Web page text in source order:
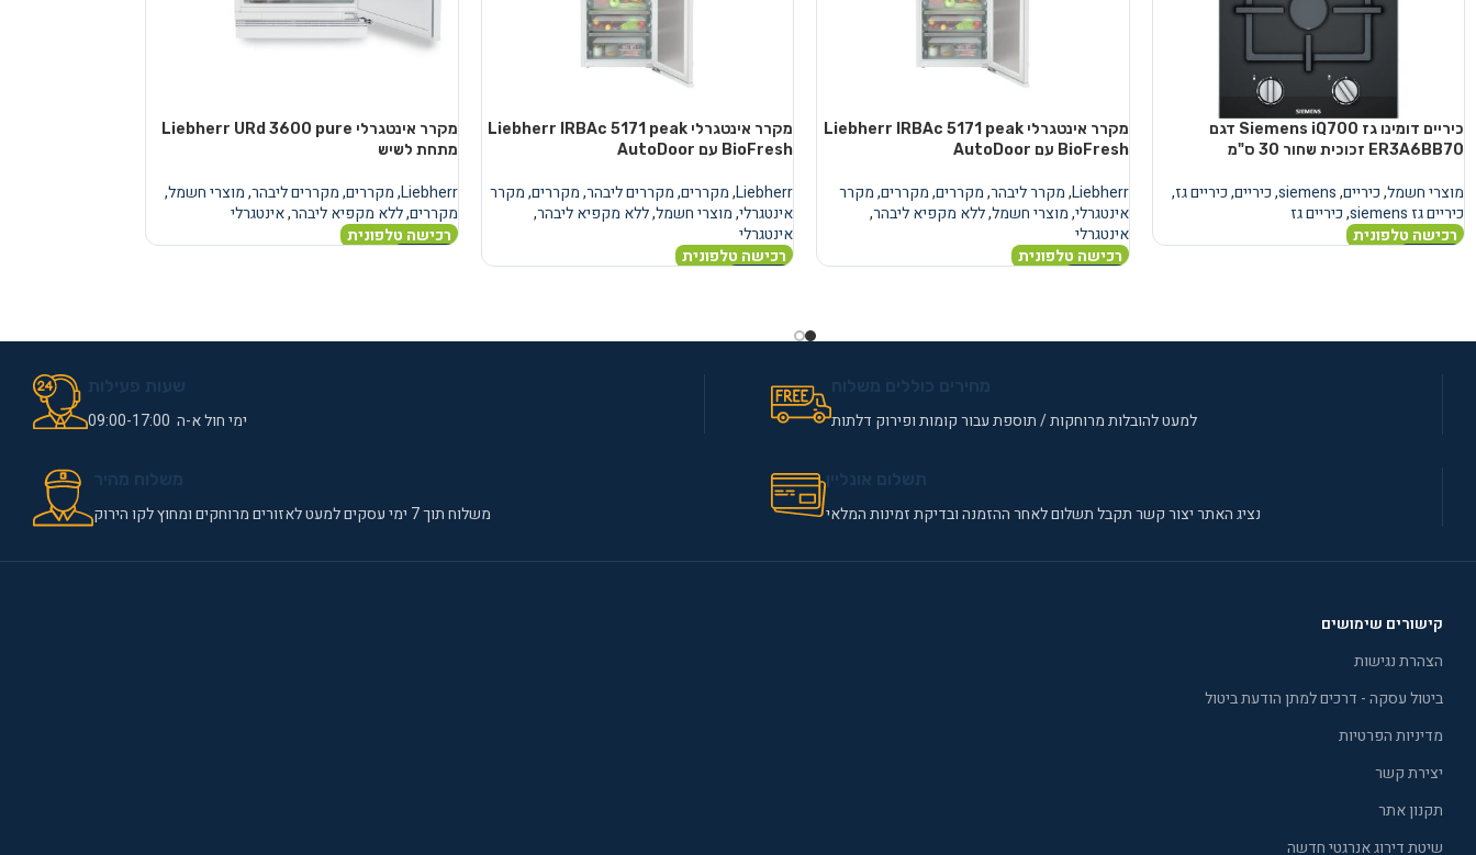
כיריים דומינו גז Siemens iQ700 דגם
ER3A6BB70 זכוכית שחור 30 ס"מ
מוצרי חשמל,כיריים,
siemens
,כיריים,כיריים גז,
כיריים גז siemens
,כיריים גז
רכישה טלפונית
מקרר אינטגרלי Liebherr IRBAc 5171 peak
BioFresh עם AutoDoor
Liebherr
,מקרר ליבהר,מקררים,מקררים,מקרר
אינטגרלי,מוצרי חשמל,ללא מקפיא ליבהר,
אינטגרלי
רכישה טלפונית
מקרר אינטגרלי Liebherr IRBAc 5171 peak
BioFresh עם AutoDoor
Liebherr
,מקררים,מקררים ליבהר,מקררים,מקרר
אינטגרלי,מוצרי חשמל,ללא מקפיא ליבהר,
אינטגרלי
רכישה טלפונית
מקרר אינטגרלי Liebherr URd 3600 pure
מתחת לשיש
Liebherr
,מקררים,מקררים ליבהר,מוצרי חשמל,
מקררים,ללא מקפיא ליבהר,אינטגרלי
רכישה טלפונית
למעט להובלות מרוחקות / תוספת עבור קומות ופירוק דלתות ימי חול א-ה 09:00-17:00
נציג האתר יצור קשר תקבל תשלום לאחר ההזמנה ובדיקת זמינות המלאי משלוח תוך 7 ימי עסקים למעט לאזורים מרוחקים ומחוץ לקו הירוק
קישורים שימושים
הצהרת נגישות
ביטול עסקה - דרכים למתן הודעת ביטול
מדיניות הפרטיות
יצירת קשר
תקנון אתר
שיטת דירוג אנרגטי חדשה